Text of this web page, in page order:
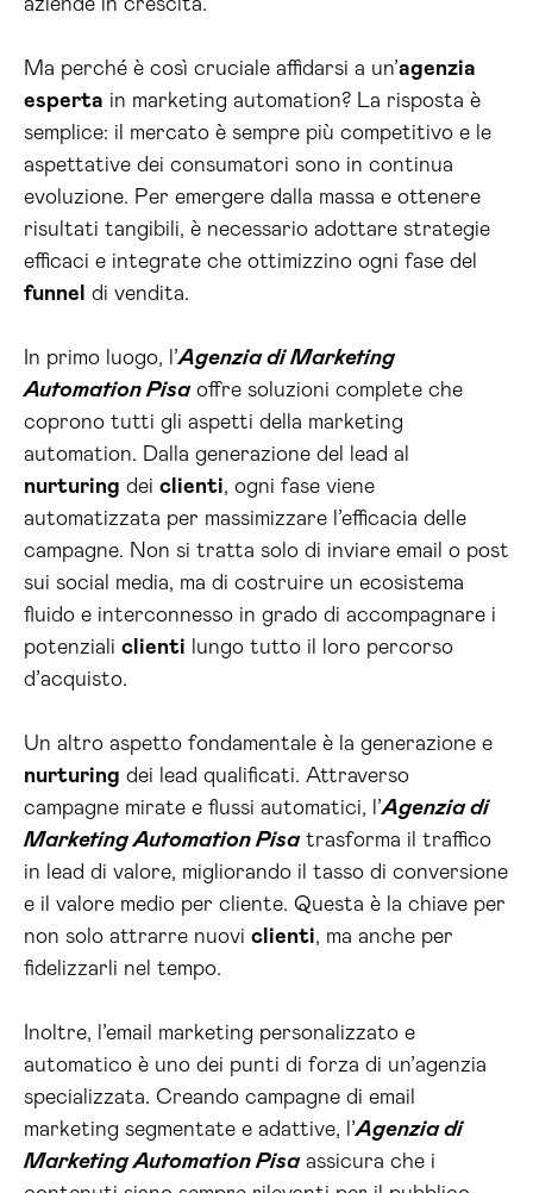
aziende in crescita.
Ma perché è così cruciale affidarsi a un’agenzia
esperta in marketing automation? La risposta è
semplice: il mercato è sempre più competitivo e le
aspettative dei consumatori sono in continua
evoluzione. Per emergere dalla massa e ottenere
risultati tangibili, è necessario adottare strategie
efficaci e integrate che ottimizzino ogni fase del
funnel
di vendita.
In primo luogo, l’Agenzia di Marketing
Automation Pisaoffre soluzioni complete che
coprono tutti gli aspetti della marketing
automation. Dalla generazione del lead al
nurturing dei clienti, ogni fase viene
automatizzata per massimizzare l’efficacia delle
campagne. Non si tratta solo di inviare email o post
sui social media, ma di costruire un ecosistema
fluido e interconnesso in grado di accompagnare i
potenziali clienti lungo tutto il loro percorso
d’acquisto.
Un altro aspetto fondamentale è la generazione e
nurturing dei lead qualificati. Attraverso
campagne mirate e flussi automatici, l’Agenzia di
Marketing Automation Pisatrasforma il traffico
in lead di valore, migliorando il tasso di conversione
e il valore medio per cliente. Questa è la chiave per
non solo attrarre nuovi clienti, ma anche per
fidelizzarli nel tempo.
Inoltre, l’email marketing personalizzato e
automatico è uno dei punti di forza di un’agenzia
specializzata. Creando campagne di email
marketing segmentate e adattive, l’Agenzia di
Marketing Automation Pisaassicura che i